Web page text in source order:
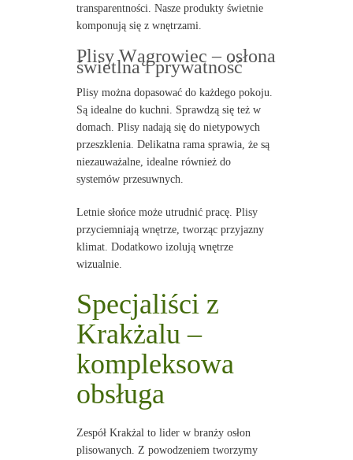
transparentności. Nasze produkty świetnie
komponują się z wnętrzami.
Plisy Wągrowiec – osłona
świetlna i prywatność
Plisy można dopasować do każdego pokoju.
Są idealne do kuchni. Sprawdzą się też w
domach. Plisy nadają się do nietypowych
przeszklenia. Delikatna rama sprawia, że są
niezauważalne, idealne również do
systemów przesuwnych.
Letnie słońce może utrudnić pracę. Plisy
przyciemniają wnętrze, tworząc przyjazny
klimat. Dodatkowo izolują wnętrze
wizualnie.
Specjaliści z
Krakżalu –
kompleksowa
obsługa
Zespół Krakżal to lider w branży osłon
plisowanych. Z powodzeniem tworzymy